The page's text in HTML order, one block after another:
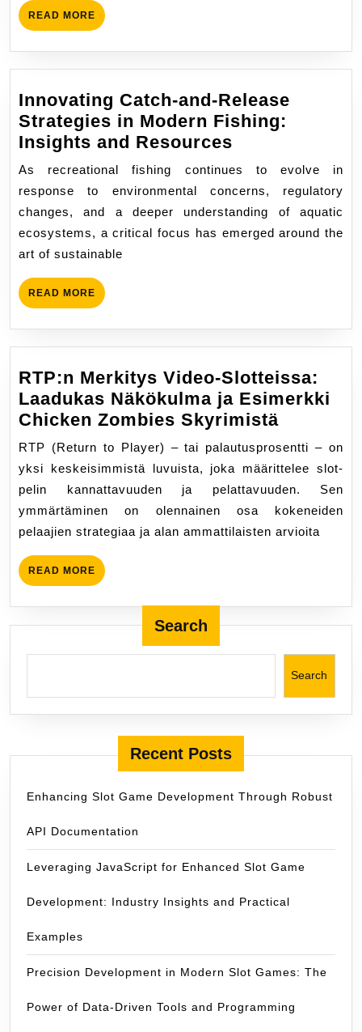
Deep
Dive
into
Fishin’
Frenzy
READ MORE READ
MORE
Innovating Catch-and-Release
Strategies in Modern Fishing:
Insights and Resources
Catch-
and-
Release
Strategies
and
Resources
As recreational fishing continues to evolve in
response to environmental concerns, regulatory
changes, and a deeper understanding of aquatic
ecosystems, a critical focus has emerged around the
art of sustainable
READ MORE READ
MORE
RTP:n Merkitys Video-Slotteissa:
Laadukas Näkökulma ja Esimerkki
Chicken Zombies SkyrimistäRTP:n
Merkitys
Video-
Zombies
RTP (Return to Player) – tai palautusprosentti – on
yksi keskeisimmistä luvuista, joka määrittelee slot-
pelin kannattavuuden ja pelattavuuden. Sen
ymmärtäminen on olennainen osa kokeneiden
pelaajien strategiaa ja alan ammattilaisten arvioita
READ MORE READ
MORE
Search
Search
Recent Posts
Enhancing Slot Game Development Through Robust
API Documentation
Leveraging JavaScript for Enhanced Slot Game
Development: Industry Insights and Practical
Examples
Precision Development in Modern Slot Games: The
Power of Data-Driven Tools and Programming